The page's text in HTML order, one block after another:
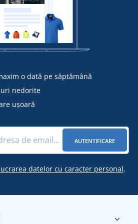
o dată pe săptămână
nedorite
ușoară
AUTENTIFICARE
datelor cu caracter personal.